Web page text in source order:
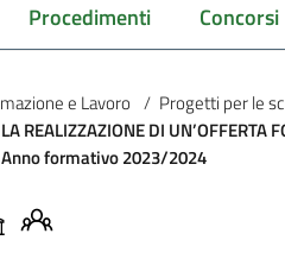
Procedimenti Concorsi
e Lavoro / Progetti per le
REALIZZAZIONE DI UN’OFFERTA
Anno formativo 2023/2024